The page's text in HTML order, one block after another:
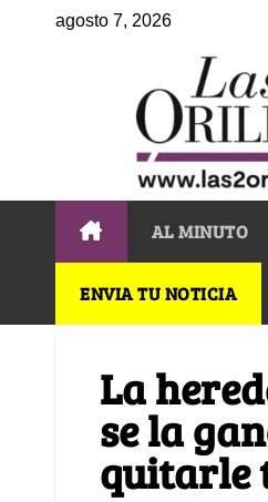
agosto 7, 2026
AL MINUTO
ENVIA TU NOTICIA
La
se la
quitarle